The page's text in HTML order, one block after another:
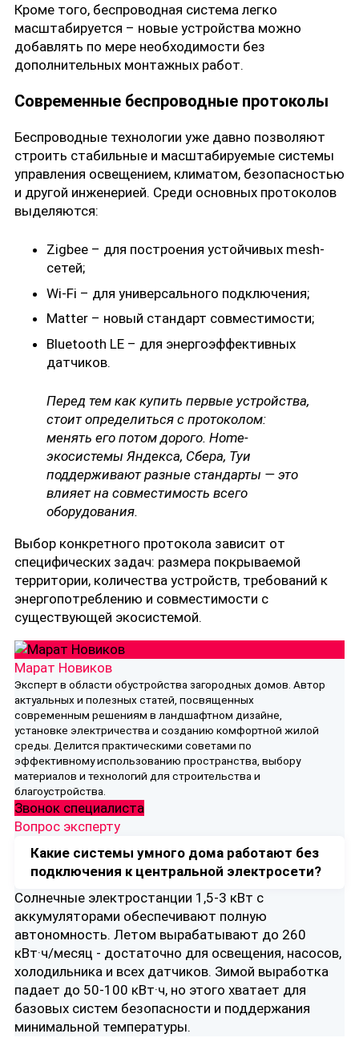
Кроме того, беспроводная система легко
масштабируется – новые устройства можно
добавлять по мере необходимости без
дополнительных монтажных работ.
Современные беспроводные протоколы
Беспроводные технологии уже давно позволяют
строить стабильные и масштабируемые системы
управления освещением, климатом, безопасностью
и другой инженерией. Среди основных протоколов
выделяются:
Zigbee – для построения устойчивых mesh-
сетей;
Wi-Fi – для универсального подключения;
Matter – новый стандарт совместимости;
Bluetooth LE – для энергоэффективных
датчиков.
Перед тем как купить первые устройства,
стоит определиться с протоколом:
менять его потом дорого. Home-
экосистемы Яндекса, Сбера, Туи
поддерживают разные стандарты — это
влияет на совместимость всего
оборудования.
Выбор конкретного протокола зависит от
специфических задач: размера покрываемой
территории, количества устройств, требований к
энергопотреблению и совместимости с
существующей экосистемой.
Марат Новиков
Эксперт в области обустройства загородных домов. Автор
актуальных и полезных статей, посвященных
современным решениям в ландшафтном дизайне,
установке электричества и созданию комфортной жилой
среды. Делится практическими советами по
эффективному использованию пространства, выбору
материалов и технологий для строительства и
благоустройства.
Звонок специалиста
Вопрос эксперту
Какие системы умного дома работают без
подключения к центральной электросети?
Солнечные электростанции 1,5-3 кВт с
аккумуляторами обеспечивают полную
автономность. Летом вырабатывают до 260
кВт·ч/месяц - достаточно для освещения, насосов,
холодильника и всех датчиков. Зимой выработка
падает до 50-100 кВт·ч, но этого хватает для
базовых систем безопасности и поддержания
минимальной температуры.